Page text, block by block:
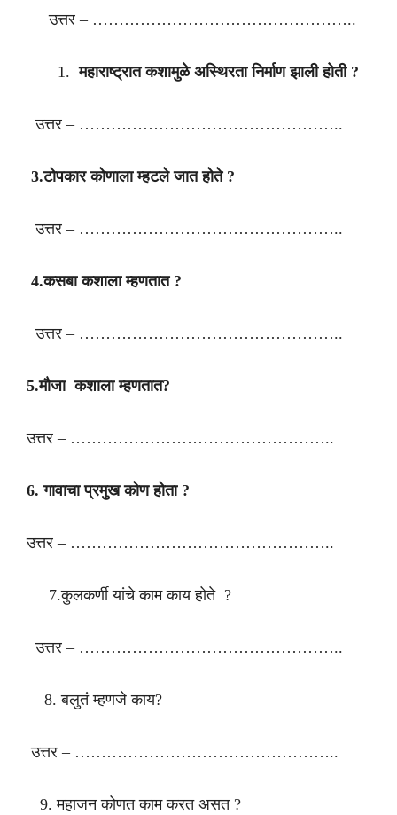
उत्तर – …………………………………………..
महाराष्ट्रात कशामुळे अस्थिरता निर्माण झाली होती ?
उत्तर – …………………………………………..
3.टोपकार कोणाला म्हटले जात होते ?
उत्तर – …………………………………………..
4.कसबा कशाला म्हणतात ?
उत्तर – …………………………………………..
5.मौजा कशाला म्हणतात?
उत्तर – …………………………………………..
6. गावाचा प्रमुख कोण होता ?
उत्तर – …………………………………………..
7.कुलकर्णी यांचे काम काय होते ?
उत्तर – …………………………………………..
8. बलुतं म्हणजे काय?
उत्तर – …………………………………………..
9. महाजन कोणत काम करत असत ?